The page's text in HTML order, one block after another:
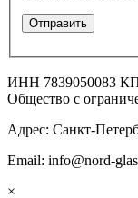
ИНН 7839050083
Общество с
Адрес: Санкт-
Email: info@nord-
×